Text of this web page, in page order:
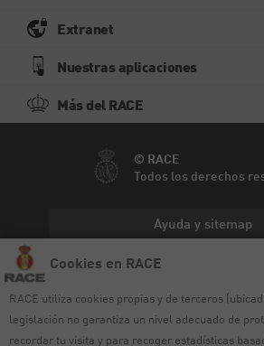
Cookies en RACE
RACE utiliza cookies propias y de terceros
legislación no garantiza un nivel adecuado de
recordar tu visita y para recoger estadísticas
Extranet
Nuestras aplicaciones
Más del RACE
© RACE
Todos los derechos
Ayuda y sitemap
Política de
Política de cookies